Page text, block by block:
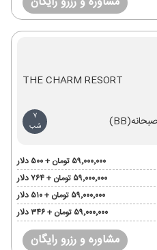
THE CHARM RESORT
(BB)
7
شب
۵۹٬۰۰۰٬۰۰۰ تومان + ۵۰۰ دلار
۵۹٬۰۰۰٬۰۰۰ تومان + ۷۶۴ دلار
۵۹٬۰۰۰٬۰۰۰ تومان + ۵۱۰ دلار
۵۹٬۰۰۰٬۰۰۰ تومان + ۳۴۶ دلار
مشاوره و رزرو رایگان